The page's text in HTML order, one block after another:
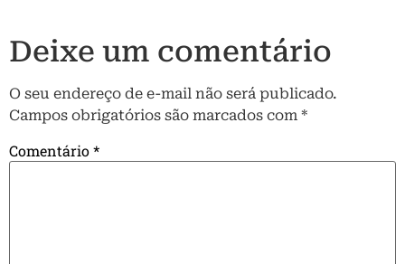
Deixe um comentário
O seu endereço de e-mail não será publicado.
Campos obrigatórios são marcados com *
Comentário*